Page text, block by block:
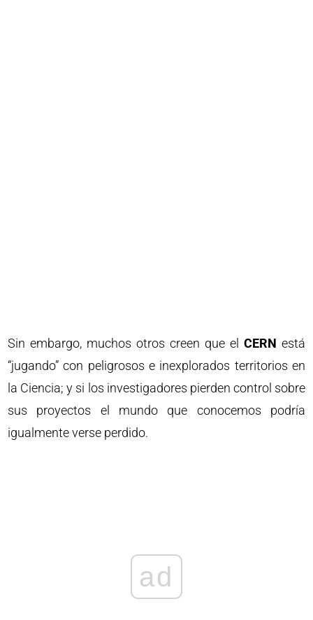
Sin embargo, muchos otros creen que el CERN está
“jugando” con peligrosos e inexplorados territorios en
la Ciencia; y si los investigadores pierden control sobre
sus proyectos el mundo que conocemos podría
igualmente verse perdido.
ad